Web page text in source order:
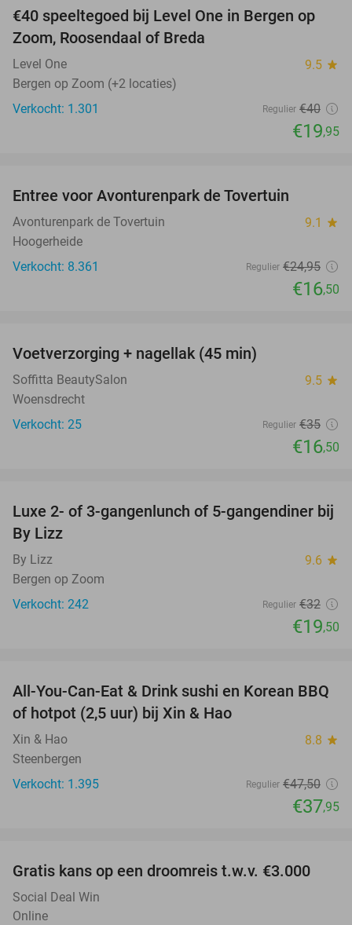
50%
€40 speeltegoed bij Level One in Bergen op
Zoom, Roosendaal of Breda
Level One 9.5 star
Bergen op Zoom (+2 locaties)
Verkocht: 1.301
Regulier €40
€19,95
Entree voor Avonturenpark de Tovertuin
Avonturenpark de Tovertuin 9.1 star
Hoogerheide
Verkocht: 8.361
Regulier €24,95
€16,50
Voetverzorging + nagellak (45 min)
Soffitta BeautySalon 9.5 star
Woensdrecht
Verkocht: 25
Regulier €35
€16,50
39%
Luxe 2- of 3-gangenlunch of 5-gangendiner bij
By Lizz
By Lizz 9.6 star
Bergen op Zoom
Verkocht: 242
Regulier €32
€19,50
20%
All-You-Can-Eat & Drink sushi en Korean BBQ
of hotpot (2,5 uur) bij Xin & Hao
Xin & Hao 8.8 star
Steenbergen
Verkocht: 1.395
Regulier €47,50
€37,95
Gratis kans op een droomreis t.w.v. €3.000
Social Deal Win
Online